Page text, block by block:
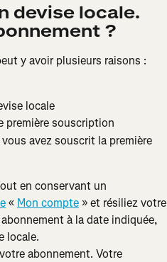
devise locale.
?
y avoir plusieurs raisons :
locale
première souscription
avez souscrit la première
en conservant un
« Mon compte » et résiliez votre
à la date indiquée,
locale.
abonnement. Votre